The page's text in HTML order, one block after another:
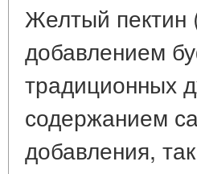
Желтый пектин
добавлением
традиционных
содержанием
добавления,